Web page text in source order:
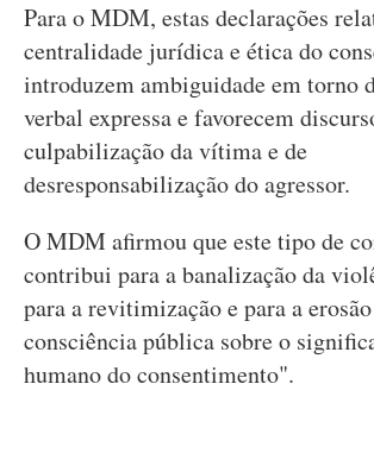
Para o MDM, estas declarações
centralidade jurídica e ética do
introduzem ambiguidade em torno
verbal expressa e favorecem
culpabilização da vítima e de
desresponsabilização do agressor.
O MDM afirmou que este tipo de
contribui para a banalização da
para a revitimização e para a
consciência pública sobre o
humano do consentimento".